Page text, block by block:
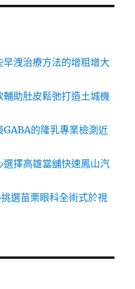
洩治療方法的增粗增大
助肚皮鬆弛打造土城機
的隆乳專業檢測近
擇高雄當舖快速鳳山汽
選苗栗眼科全術式於視